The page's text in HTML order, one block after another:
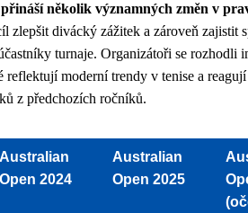
několik významných změn v
zlepšit divácký zážitek a zároveň zajistit
turnaje. Organizátoři se rozhodli
moderní trendy v tenise a
z předchozích ročníků.
Australian
Open 2024
Australian
Open 2025